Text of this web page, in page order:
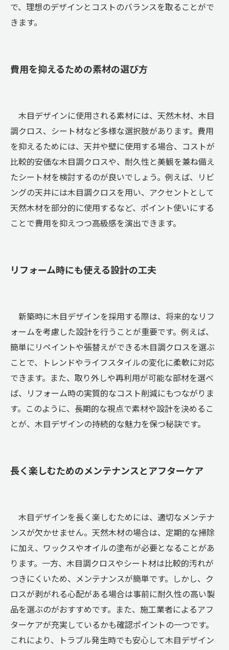
で、理想のデザインとコストのバランスを取ることがで
きます。
費用を抑えるための素材の選び方
木目デザインに使用される素材には、天然木材、木目
調クロス、シート材など多様な選択肢があります。費用
を抑えるためには、天井や壁に使用する場合、コストが
比較的安価な木目調クロスや、耐久性と美観を兼ね備え
たシート材を検討するのが良いでしょう。例えば、リビ
ングの天井には木目調クロスを用い、アクセントとして
天然木材を部分的に使用するなど、ポイント使いにする
ことで費用を抑えつつ高級感を演出できます。
リフォーム時にも使える設計の工夫
新築時に木目デザインを採用する際は、将来的なリフ
ォームを考慮した設計を行うことが重要です。例えば、
簡単にリペイントや張替えができる木目調クロスを選ぶ
ことで、トレンドやライフスタイルの変化に柔軟に対応
できます。また、取り外しや再利用が可能な部材を選べ
ば、リフォーム時の実質的なコスト削減にもつながりま
す。このように、長期的な視点で素材や設計を決めるこ
とが、木目デザインの持続的な魅力を保つ秘訣です。
長く楽しむためのメンテナンスとアフターケア
木目デザインを長く楽しむためには、適切なメンテナ
ンスが欠かせません。天然木材の場合は、定期的な掃除
に加え、ワックスやオイルの塗布が必要となることがあ
ります。一方、木目調クロスやシート材は比較的汚れが
つきにくいため、メンテナンスが簡単です。しかし、ク
ロスが剥がれる心配がある場合は事前に耐久性の高い製
品を選ぶのがおすすめです。また、施工業者によるアフ
ターケアが充実しているかも確認ポイントの一つです。
これにより、トラブル発生時でも安心して木目デザイン